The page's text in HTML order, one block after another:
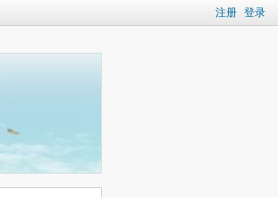
注册 登录